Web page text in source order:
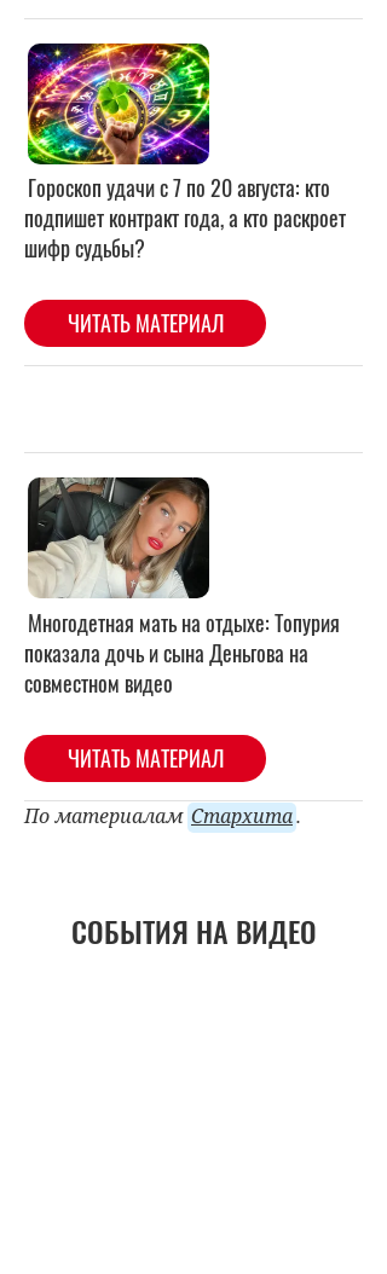
Многодетная мать на отдыхе: Топурия
показала дочь и сына Деньгова на
совместном видео
ЧИТАТЬ МАТЕРИАЛ
По материалам Стархита.
СОБЫТИЯ НА ВИДЕО